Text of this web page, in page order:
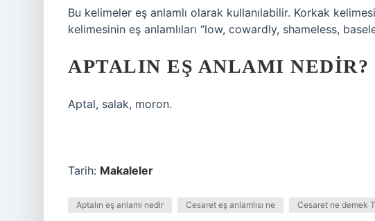
Bu kelimeler eş anlamlı olarak kullanılabilir. Korkak
kelimesinin eş anlamlıları “low, cowardly, shameless,
APTALIN EŞ ANLAMI NEDIR?
Aptal, salak, moron.
Tarih: Makaleler
Aptalın eş anlamı nedir Cesaret eş anlamlısı ne Cesaret ne demek